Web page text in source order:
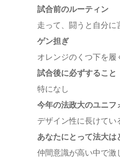
試合前のルーティン
走って、闘うと自分に
ゲン担ぎ
オレンジのくつ下を履
試合後に必ずすること
特になし
今年の法政大のユニフ
デザイン性に長けてい
あなたにとって法大は
仲間意識が高い中で激